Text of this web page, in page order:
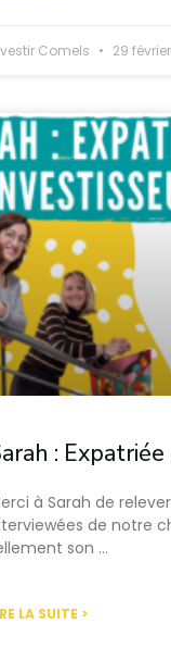
Comels 29
:
à Sarah de
de notre
son …
LA SUITE >